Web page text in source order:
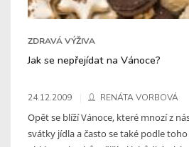
ZDRAVÁ VÝŽIVA
Jak se nepřejídat na Vánoce?
24.12.2009 RENÁTA VORBOVÁ
Opět se blíží Vánoce, které mnozí z
svátky jídla a často se také podle